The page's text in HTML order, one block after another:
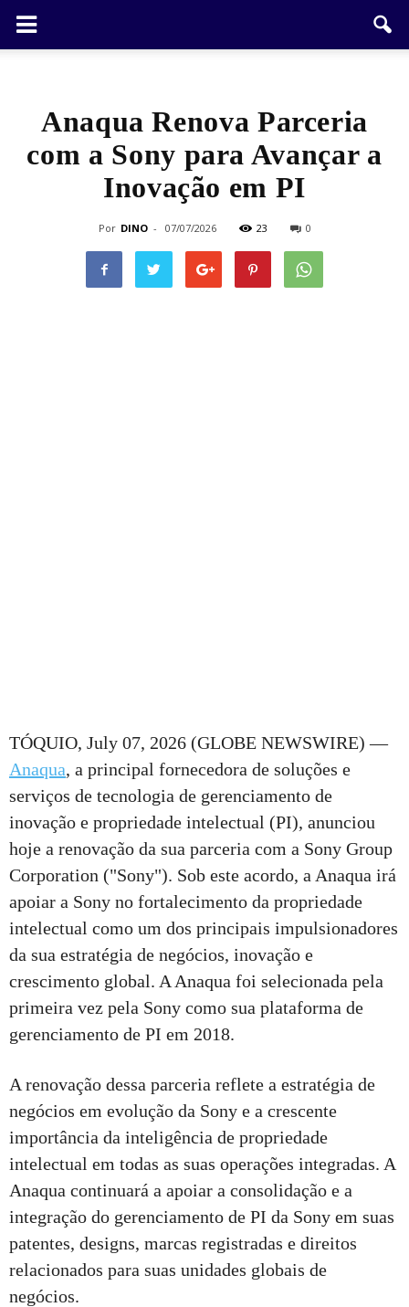
Anaqua Renova Parceria
com a Sony para Avançar a
Inovação em PI
Por DINO - 07/07/2026 23 0
TÓQUIO, July 07, 2026 (GLOBE NEWSWIRE) —
Anaqua, a principal fornecedora de soluções e
serviços de tecnologia de gerenciamento de
inovação e propriedade intelectual (PI), anunciou
hoje a renovação da sua parceria com a Sony Group
Corporation ("Sony"). Sob este acordo, a Anaqua irá
apoiar a Sony no fortalecimento da propriedade
intelectual como um dos principais impulsionadores
da sua estratégia de negócios, inovação e
crescimento global. A Anaqua foi selecionada pela
primeira vez pela Sony como sua plataforma de
gerenciamento de PI em 2018.
A renovação dessa parceria reflete a estratégia de
negócios em evolução da Sony e a crescente
importância da inteligência de propriedade
intelectual em todas as suas operações integradas. A
Anaqua continuará a apoiar a consolidação e a
integração do gerenciamento de PI da Sony em suas
patentes, designs, marcas registradas e direitos
relacionados para suas unidades globais de
negócios.